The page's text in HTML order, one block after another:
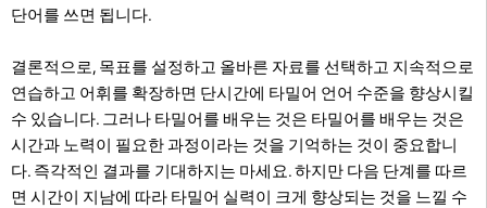
단어를 쓰면 됩니다.
결론적으로, 목표를 설정하고 올바른 자료를 선택하고 지속적으로
연습하고 어휘를 확장하면 단시간에 타밀어 언어 수준을 향상시킬
수 있습니다. 그러나 타밀어를 배우는 것은 타밀어를 배우는 것은
시간과 노력이 필요한 과정이라는 것을 기억하는 것이 중요합니
다. 즉각적인 결과를 기대하지는 마세요. 하지만 다음 단계를 따르
면 시간이 지남에 따라 타밀어 실력이 크게 향상되는 것을 느낄 수